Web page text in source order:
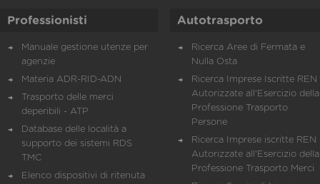
Professionisti
Manuale gestione utenze per
agenzie
Materia ADR-RID-ADN
Trasporto delle merci
deperibili - ATP
Database delle località a
supporto dei sistemi RDS
TMC
Elenco dispositivi di ritenuta
Autotrasporto
Ricerca Aree di Fermata e
Nulla Osta
Ricerca Imprese Iscritte REN
Autorizzate all'Esercizio della
Professione Trasporto
Persone
Ricerca Imprese iscritte REN
Autorizzate all'Esercizio della
Professione Trasporto Merci